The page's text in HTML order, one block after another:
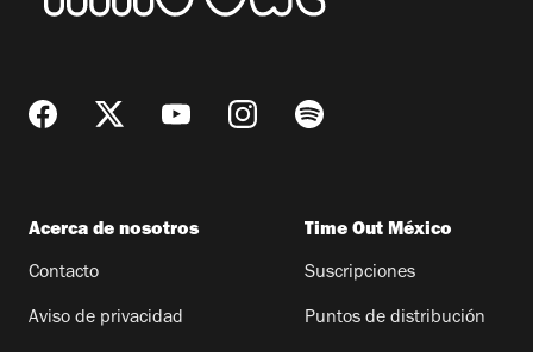
Acerca de nosotros
Contacto
Aviso de privacidad
Time Out México
Suscripciones
Puntos de distribución